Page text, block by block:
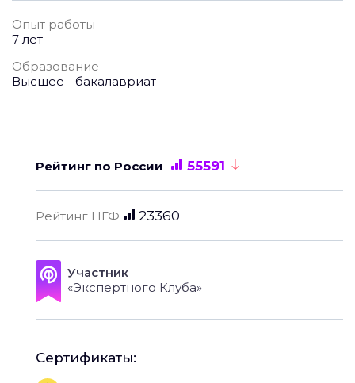
Опыт работы
7 лет
Образование
Высшее - бакалавриат
Рейтинг по России 55591
Рейтинг НГФ 23360
Участник
«Экспертного Клуба»
Сертификаты: